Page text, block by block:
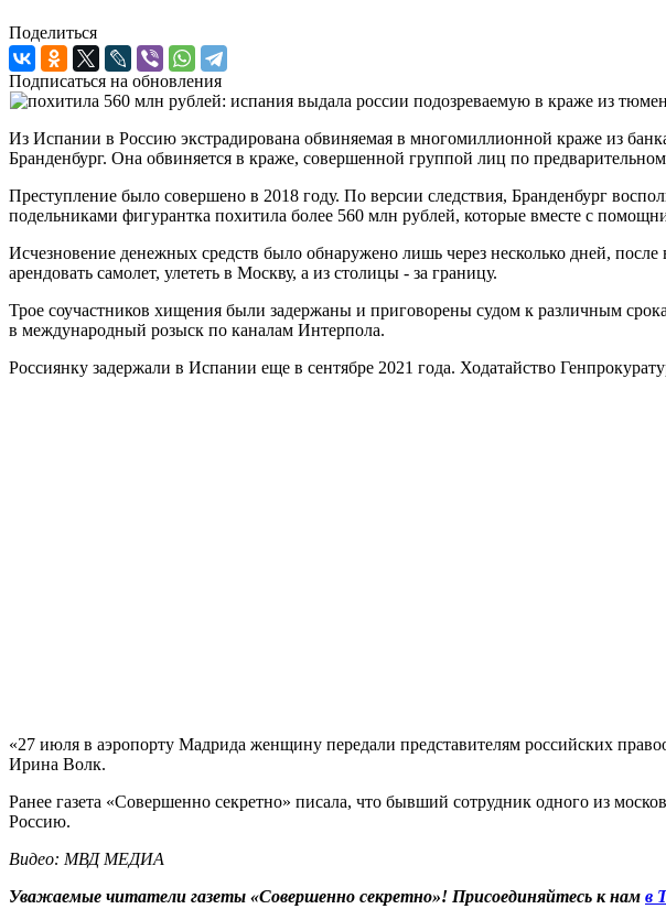
Поделиться
Подписаться на обновления
Из Испании в Россию экстрадирована обвиняемая в многомиллионной краже из
Бранденбург. Она обвиняется в краже, совершенной группой лиц по
Преступление было совершено в 2018 году. По версии следствия, Бранденбург
подельниками фигурантка похитила более 560 млн рублей, которые вместе с
Исчезновение денежных средств было обнаружено лишь через несколько дней,
арендовать самолет, улететь в Москву, а из столицы - за границу.
Трое соучастников хищения были задержаны и приговорены судом к различным
в международный розыск по каналам Интерпола.
Россиянку задержали в Испании еще в сентябре 2021 года. Ходатайство
«27 июля в аэропорту Мадрида женщину передали представителям российских
Ирина Волк.
Ранее газета «Совершенно секретно» писала, что бывший сотрудник одного из
Россию.
Видео: МВД МЕДИА
Уважаемые читатели газеты «Совершенно секретно»! Присоединяйтесь к нам в